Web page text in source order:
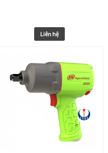
Liên hệ